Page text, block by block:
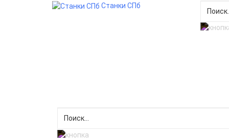
Станки СПб